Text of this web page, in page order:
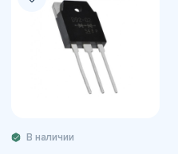
В наличии